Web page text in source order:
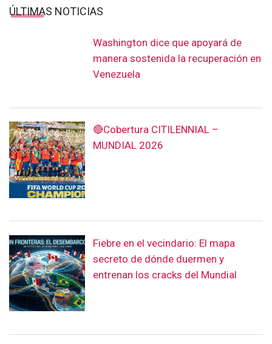
ÚLTIMAS NOTICIAS
Washington dice que apoyará de
manera sostenida la recuperación en
Venezuela
🔴Cobertura CITILENNIAL –
MUNDIAL 2026
Fiebre en el vecindario: El mapa
secreto de dónde duermen y
entrenan los cracks del Mundial